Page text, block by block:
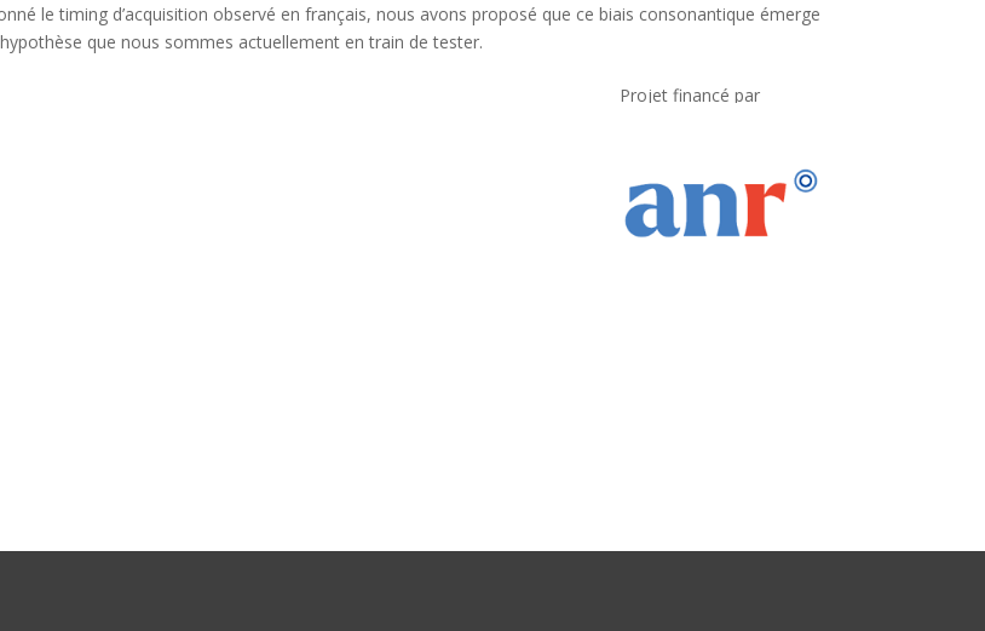
le timing d’acquisition observé en français, nous avons proposé que ce biais consonantique émerge
que nous sommes actuellement en train de tester.
Projet financé par